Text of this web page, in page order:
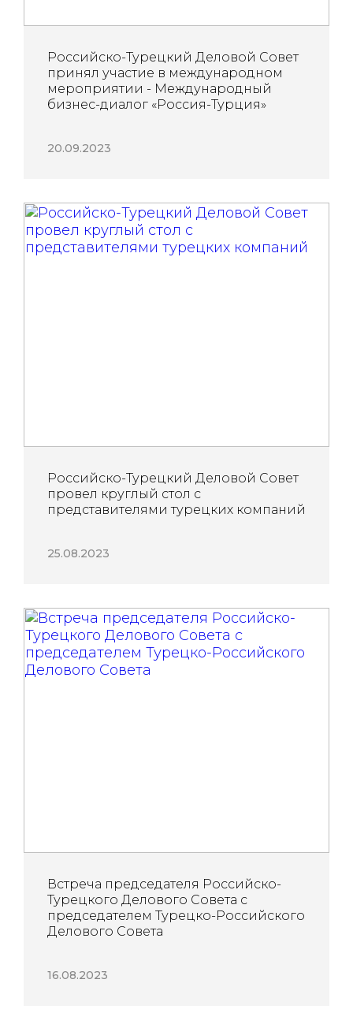
Российско-Турецкий Деловой Совет
принял участие в международном
мероприятии - Международный
бизнес-диалог «Россия-Турция»
20.09.2023
Российско-Турецкий Деловой Совет
провел круглый стол с
представителями турецких компаний
25.08.2023
Встреча председателя Российско-
Турецкого Делового Совета с
председателем Турецко-Российского
Делового Совета
16.08.2023